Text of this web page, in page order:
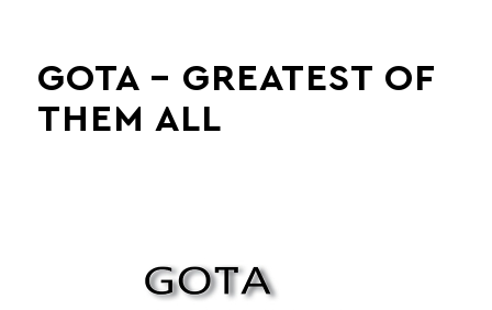
GOTA – GREATEST OF
THEM ALL